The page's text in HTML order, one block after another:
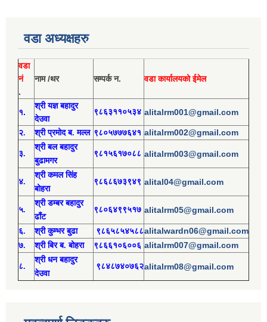
वडा अध्यक्षहरु
वडा
नं
.
नाम /थर सम्पर्क न. वडा कार्यालयको ईमेल
१.
श्री यज्ञ बहादुर
देउवा
९८६३११०५३४ alitalrm001@gmail.com
२. श्रीप्रमोदब. मल्ल ९८०५७७७६४१ alitalrm002@gmail.com
३.
श्रीबल बहादुर
बुढामगर
९८१५६१७०८८ alitalrm003@gmail.com
४.
श्री कमल सिंह
बोहरा
९८६८६७३९४९ alital04@gmail.com
५.
श्री डम्बर बहादुर
ढाँट
९८०६४९९५१७ alitalrm05@gmail.com
६. श्री कुम्भर बुढा ९८६५८५४५८८alitalwardn06@gmail.com
७. श्री बिर ब. बोहरा ९८६६१०६००६ alitalrm007@gmail.com
८.
श्री धन बहादुर
देउवा
९८४८७४०७६२alitalrm08@gmail.com